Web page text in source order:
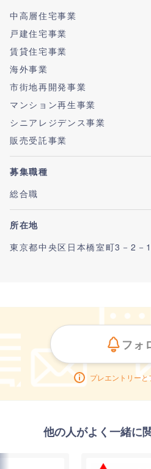
中高層住宅事業
戸建住宅事業
賃貸住宅事業
海外事業
市街地再開発事業
マンション再生事業
シニアレジデンス事業
販売受託事業
募集職種
総合職
所在地
東京都中央区日本橋室町3－2－1
フォ
プレエントリー
他の人がよく一緒に